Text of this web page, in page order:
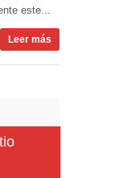
este...
Leer más